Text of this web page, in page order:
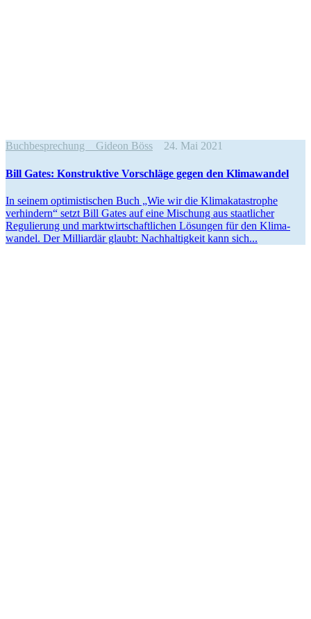
Buchbesprechung Gideon Böss 24. Mai 2021
Bill Gates: Konstruktive Vorschläge gegen den Klimawandel
In seinem optimis­ti­schen Buch „Wie wir die Klima­ka­ta­strophe
verhindern“ setzt Bill Gates auf eine Mischung aus staat­licher
Regulierung und markt­wirt­schaft­lichen Lösungen für den Klima­
wandel. Der Milli­ardär glaubt: Nachhal­tigkeit kann sich...